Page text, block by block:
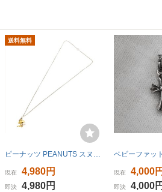
送料無料
ピーナッツ PEANUTS スヌーピー ウッドストック ネックレス SV925 5.4g チャーム シルバー UFS
現在 4,980円
即決 4,980円
現在 4,000円
即決 4,000円